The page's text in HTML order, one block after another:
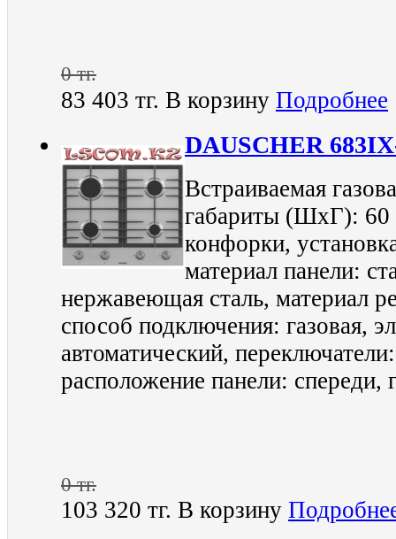
0 тг.
83 403 тг. В корзину Подробнее
DAUSCHER
Встраиваемая
габариты (ШхГ): 60
конфорки,
материал панели:
нержавеющая сталь, материал
способ подключения: газовая,
автоматический,
расположение панели: спереди,
0 тг.
103 320 тг. В корзину